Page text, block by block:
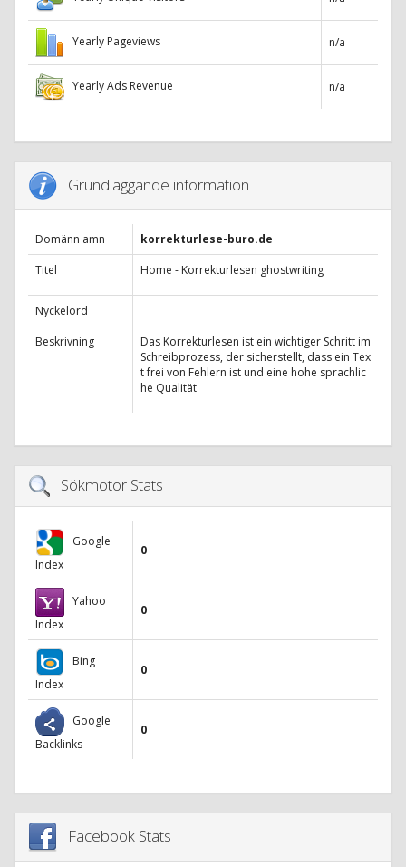
Yearly Pageviews n/a
Yearly Ads Revenue n/a
Grundläggande information
Domänn amn
korrekturlese-buro.de
Titel
Home - Korrekturlesen ghostwriting
Nyckelord
Beskrivning
Das Korrekturlesen ist ein wichtiger Schritt im
Schreibprozess, der sicherstellt, dass ein Tex
t frei von Fehlern ist und eine hohe sprachlic
he Qualität
Sökmotor Stats
Google
Index
0
Yahoo
Index
0
Bing
Index
0
Google
Backlinks
0
Facebook Stats